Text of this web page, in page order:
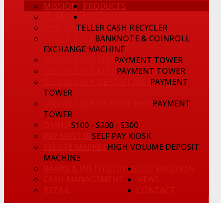
MISSION
CLIENTS
PRODUCTS
TELLER CASH RECYCLER
BANKNOTE & COINROLL
EXCHANGE MACHINE
PAYMENT TOWER
PAYMENT TOWER
PAYMENT
TOWER
PAYMENT
TOWER
S100 - S200 - S300
SELF PAY KIOSK
HIGH VOLUME DEPOSIT
MACHINE
BANKS & INSTITUTIONS